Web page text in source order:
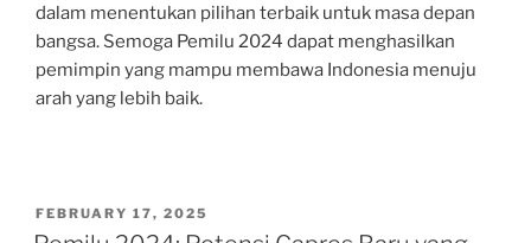
dalam menentukan pilihan terbaik untuk masa depan
bangsa. Semoga Pemilu 2024 dapat menghasilkan
pemimpin yang mampu membawa Indonesia menuju
arah yang lebih baik.
POSTED
ON
FEBRUARY 17, 2025